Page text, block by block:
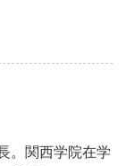
。関西学院在学